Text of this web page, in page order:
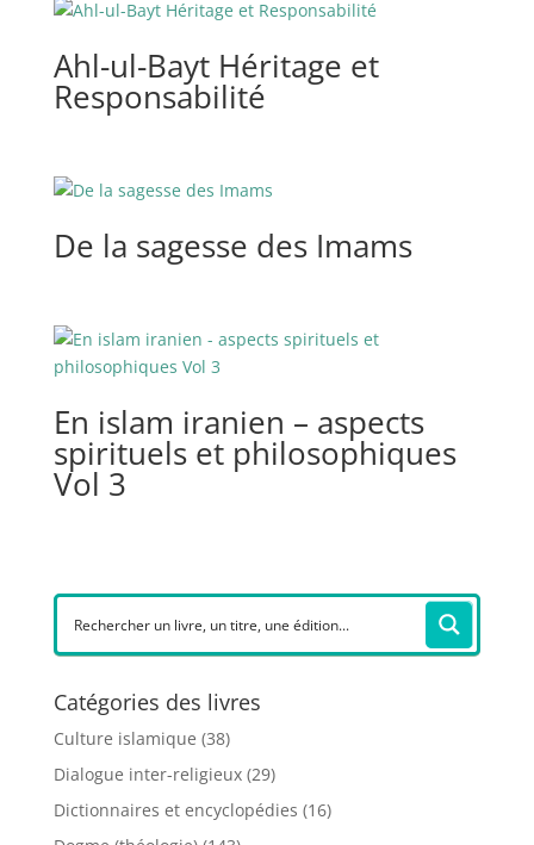
Ahl-ul-Bayt Héritage et
Responsabilité
De la sagesse des Imams
En islam iranien – aspects
spirituels et philosophiques
Vol 3
Catégories des livres
Culture islamique (38)
Dialogue inter-religieux (29)
Dictionnaires et encyclopédies (16)